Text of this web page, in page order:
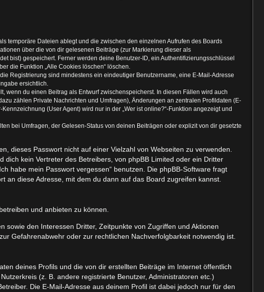
temporäre Dateien ablegt und die zwischen den einzelnen Aufrufen des Boards
über die von dir gelesenen Beiträge (zur Markierung dieser als
bist) gespeichert. Ferner werden deine Benutzer-ID, ein Authentifizierungsschlüssel
die Funktion „Alle Cookies löschen“ löschen.
Registrierung sind mindestens ein eindeutiger Benutzername, eine E-Mail-Adresse
ersichtlich.
du einen Beitrag als Entwurf zwischenspeicherst. In diesen Fällen wird auch
zählen Private Nachrichten und Umfragen), Änderungen an zentralen Profildaten (E-
(User Agent) wird nur in der „Wer ist online?“-Funktion angezeigt und
bei Umfragen, der Gelesen-Status von deinen Beiträgen oder explizit von dir gesetzte
dieses Passwort nicht auf einer Vielzahl von Webseiten zu verwenden.
kein Vertreter des Betreibers, von phpBB Limited oder ein Dritter
habe mein Passwort vergessen“ benutzen. Die phpBB-Software fragt
diese Adresse, mit dem du dann auf das Board zugreifen kannst.
und anbieten zu können.
den Interessen Dritter, Zeitpunkte von Zugriffen und Aktionen
Gefahrenabwehr oder zur rechtlichen Nachverfolgbarkeit notwendig ist.
deines Profils und die von dir erstellten Beiträge im Internet öffentlich
(z. B. andere registrierte Benutzer, Administratoren etc.)
Die E-Mail-Adresse aus deinem Profil ist dabei jedoch nur für den